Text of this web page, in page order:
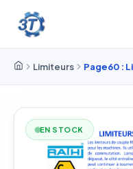
Limiteurs Page60 :
EN STOCK